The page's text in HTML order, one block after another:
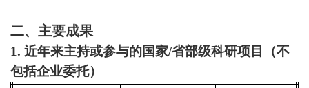
二、主要成果
1. 近年来主持或参与的国家/省部级科研项目（不
包括企业委托）